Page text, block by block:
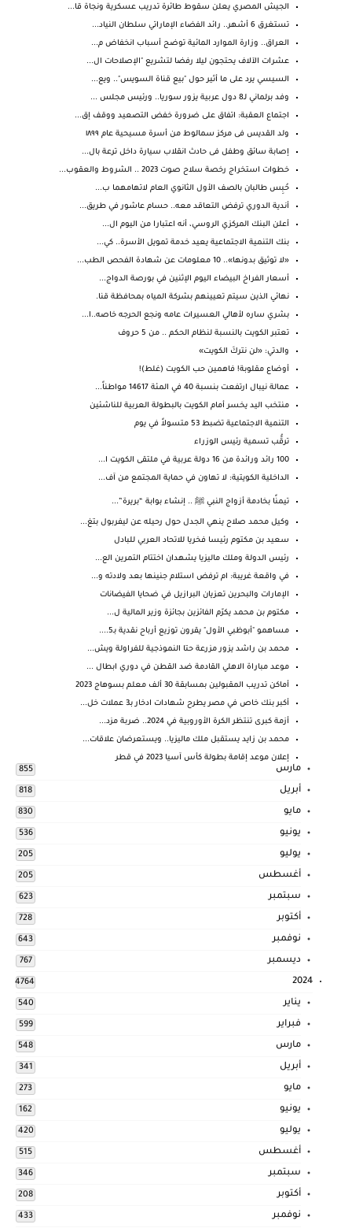
الجيش المصري يعلن سقوط طائرة تدريب عسكرية ونجاة قا...
تستغرق 6 أشهر.. رائد الفضاء الإماراتي سلطان النياد...
العراق.. وزارة الموارد المائية توضح أسباب انخفاض م...
عشرات الآلاف يحتجون ليلا رفضا لتشريع "الإصلاحات ال...
السيسي يرد على ما أثير حول "بيع قناة السويس".. ويع...
وفد برلماني لـ8 دول عربية يزور سوريا.. ورئيس مجلس ...
اجتماع العقبة: اتفاق على ضرورة خفض التصعيد ووقف إق...
ولد القديس فى مركز سمالوط من أسرة مسيحية عام ١٨٩٩
إصابة سائق وطفل فى حادث انقلاب سيارة داخل ترعة بال...
خطوات استخراج رخصة سلاح صوت 2023 .. الشروط والعقوب...
حُبِس طالبان بالصف الأول الثانوي العام لاتهامهما ب...
أندية الدوري ترفض التعاقد معه.. حسام عاشور في طريق...
أعلن البنك المركزي الروسي، أنه اعتبارا من اليوم ال...
بنك التنمية الاجتماعية يعيد خدمة تمويل الأسرة.. كي...
«لا توثيق بدونها».. 10 معلومات عن شهادة الفحص الطب...
أسعار الفراخ البيضاء اليوم الإثنين في بورصة الدواج...
نهائي الذين سيتم تعيينهم بشركة المياه بمحافظة قنا.
بشري ساره لأهالي العسيرات عامه ونجع الحرجه خاصه..ا...
تعتبر الكويت بالنسبة لنظام الحكم .. من 5 حروف
والدتي: «لن نتركَ الكويت»
أوضاع مقلوبة! فاهمين حب الكويت (غلط)!
عمالة نيبال ارتفعت بنسبة 40 في المئة 14617 مواطناً...
منتخب اليد يخسر أمام الكويت بالبطولة العربية للناشئين
التنمية الاجتماعية تضبط 53 متسولاً في يوم
ترقُّب تسمية رئيس الوزراء
100 رائد ورائدة من 16 دولة عربية في ملتقى الكويت ا...
الداخلية الكويتية: لا تهاون في حماية المجتمع من آف...
تيمنًا بخادمة أزواج النبي ﷺ .. إنشاء بوابة “بريرة”...
وكيل محمد صلاح ينهي الجدل حول رحيله عن ليفربول بتغ...
سعيد بن مكتوم رئيسا فخريا للاتحاد العربي للبادل
رئيس الدولة وملك ماليزيا يشهدان اختتام التمرين الع...
في واقعة غريبة: ام ترفض استلام جنينها بعد ولادته و...
الإمارات والبحرين تعزيان البرازيل في ضحايا الفيضانات
مكتوم بن محمد يكرّم الفائزين بجائزة وزير المالية ل...
مساهمو "أبوظبي الأول" يقرون توزيع أرباح نقدية بـ5....
محمد بن راشد يزور مزرعة حتا النموذجية للفراولة ويش...
موعد مباراة الاهلي القادمة ضد القطن في دوري ابطال ...
أماكن تدريب المقبولين بمسابقة 30 ألف معلم بسوهاج 2023
أكبر بنك خاص في مصر يطرح شهادات ادخار بـ3 عملات خل...
أزمة كبرى تنتظر الكرة الأوروبية في 2024.. ضربة مزد...
محمد بن زايد يستقبل ملك ماليزيا.. ويستعرضان علاقات...
إعلان موعد إقامة بطولة كأس آسيا 2023 في قطر
مارس 855
أبريل 818
مايو 830
يونيو 536
يوليو 205
أغسطس 205
سبتمبر 623
أكتوبر 728
نوفمبر 643
ديسمبر 767
2024
4764
يناير 540
فبراير 599
مارس 548
أبريل 341
مايو 273
يونيو 162
يوليو 420
أغسطس 515
سبتمبر 346
أكتوبر 208
نوفمبر 433